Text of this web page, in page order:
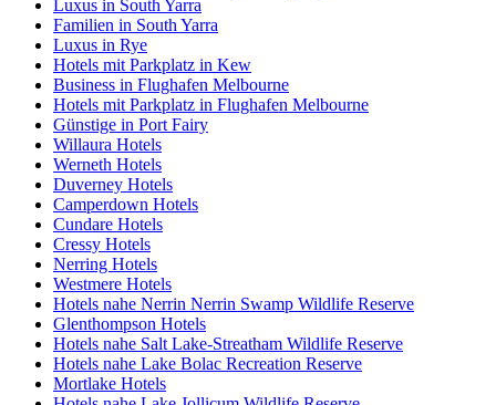
Luxus in South Yarra
Familien in South Yarra
Luxus in Rye
Hotels mit Parkplatz in Kew
Business in Flughafen Melbourne
Hotels mit Parkplatz in Flughafen Melbourne
Günstige in Port Fairy
Willaura Hotels
Werneth Hotels
Duverney Hotels
Camperdown Hotels
Cundare Hotels
Cressy Hotels
Nerring Hotels
Westmere Hotels
Hotels nahe Nerrin Nerrin Swamp Wildlife Reserve
Glenthompson Hotels
Hotels nahe Salt Lake-Streatham Wildlife Reserve
Hotels nahe Lake Bolac Recreation Reserve
Mortlake Hotels